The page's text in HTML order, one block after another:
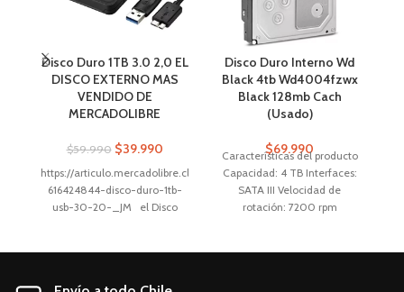
Disco Duro 1TB 3.0 2,0 EL
DISCO EXTERNO MAS
VENDIDO DE
MERCADOLIBRE
$59.990 $39.990
https://articulo.mercadolibre.cl/MLC-
616424844-disco-duro-1tb-
usb-30-20-_JM el Disco
Disco Duro Interno Wd
Black 4tb Wd4004fzwx
Black 128mb Cach
(Usado)
$69.990
Características del producto
Capacidad: 4 TB Interfaces:
SATA III Velocidad de
rotación: 7200 rpm